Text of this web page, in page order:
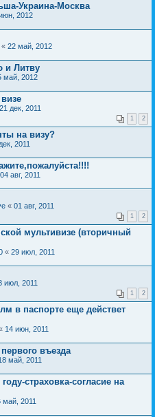
Украина-Москва
2012
« 22 май, 2012
и Литву
май, 2012
21 дек, 2011
1 2
на визу?
2011
04 авг, 2011
« 01 авг, 2011
1 2
мультивизе (вторичный
« 29 июл, 2011
июл, 2011
1 2
в паспорте еще действет
14 июн, 2011
въезда
май, 2011
страховка-согласие на
май, 2011